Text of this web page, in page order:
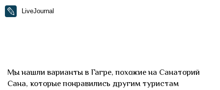
LiveJournal
Мы нашли варианты в Гагре, похожие на Санаторий
Сана, которые понравились другим туристам